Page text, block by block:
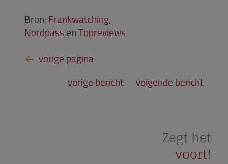
Bron: Frankwatching,
Nordpass enTopreviews
vorige bericht volgende bericht
Zegt het
voort!